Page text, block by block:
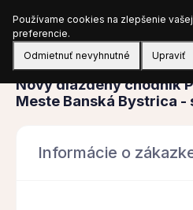
Obstarávanie
Nový dláždený chodník
Meste Banská Bystrica -
Informácie o
Používame cookies na zlepšenie
preferencie.
Odmietnuť nevyhnutné
Upraviť